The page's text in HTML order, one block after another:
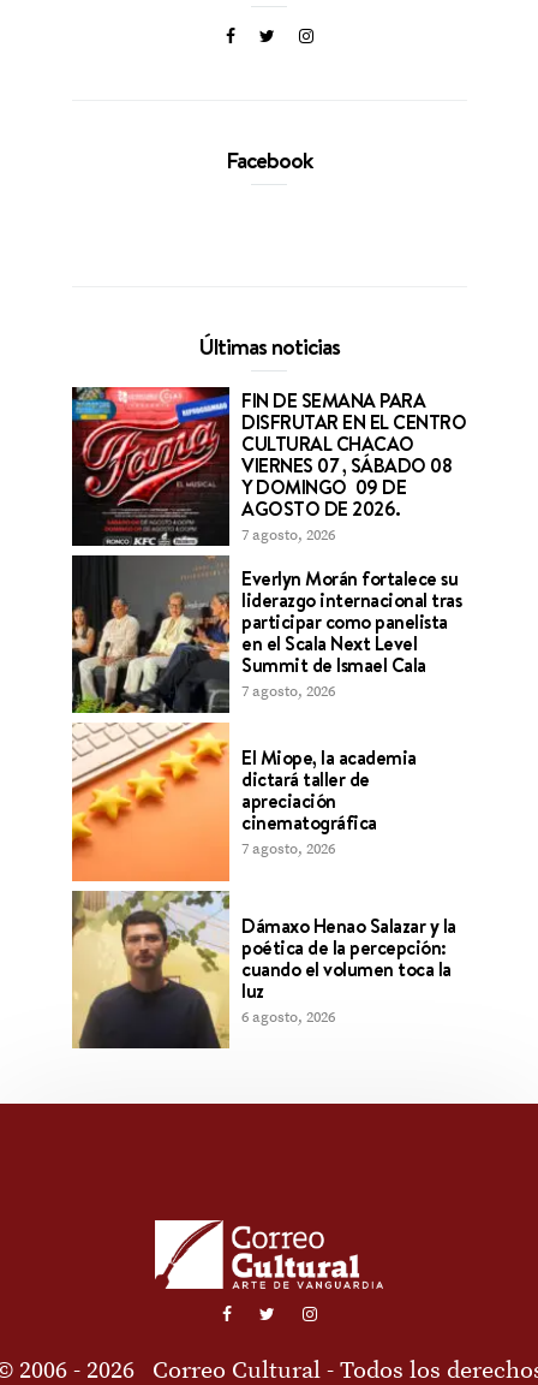
Facebook
Últimas noticias
FIN DE SEMANA PARA
DISFRUTAR EN EL CENTRO
CULTURAL CHACAO
VIERNES 07 , SÁBADO 08
Y DOMINGO 09 DE
AGOSTO DE 2026.
7 agosto, 2026
Everlyn Morán fortalece su
liderazgo internacional tras
participar como panelista
en el Scala Next Level
Summit de Ismael Cala
7 agosto, 2026
El Miope, la academia
dictará taller de
apreciación
cinematográfica
7 agosto, 2026
Dámaxo Henao Salazar y la
poética de la percepción:
cuando el volumen toca la
luz
6 agosto, 2026
2006 - 2026 Correo Cultural - Todos los